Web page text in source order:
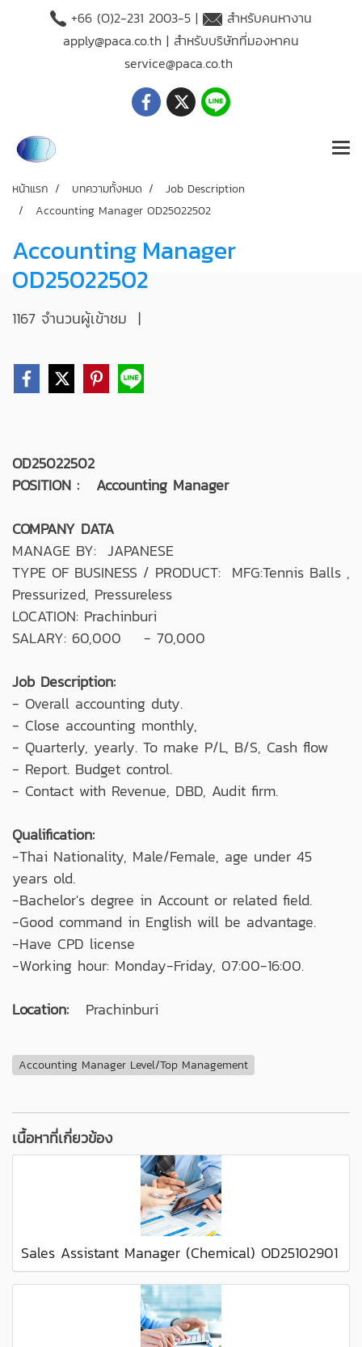
+66 (O)2-231 2003-5 |
สำหรับคนหางาน
apply@paca.co.th | สำหรับบริษัทที่มองหาคน
service@paca.co.th
หน้าแรก บทความทั้งหมด
Job Description
Accounting Manager OD25022502
Accounting Manager
OD25022502
1167 จำนวนผู้เข้าชม |
OD25022502
POSITION : Accounting Manager
COMPANY DATA
MANAGE BY: JAPANESE
TYPE OF BUSINESS / PRODUCT: MFG:Tennis Balls ,
Pressurized, Pressureless
LOCATION: Prachinburi
SALARY: 60,000 - 70,000
Job Description:
- Overall accounting duty.
- Close accounting monthly,
- Quarterly, yearly. To make P/L, B/S, Cash flow
- Report. Budget control.
- Contact with Revenue, DBD, Audit firm.
Qualification:
-Thai Nationality, Male/Female, age under 45
years old.
-Bachelor's degree in Account or related field.
-Good command in English will be advantage.
-Have CPD license
-Working hour: Monday-Friday, 07:00-16:00.
Location:
Prachinburi
Accounting Manager Level/Top Management
เนื้อหาที่เกี่ยวข้อง
Sales Assistant Manager (Chemical) OD25102901